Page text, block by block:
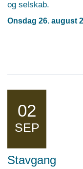
og selskab.
Onsdag 26. august
02
SEP
Stavgang